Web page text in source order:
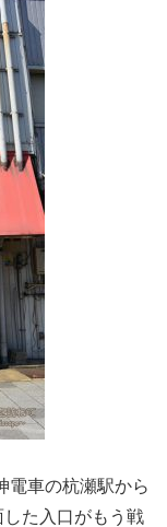
電車の杭瀬駅から
た入口がもう戦